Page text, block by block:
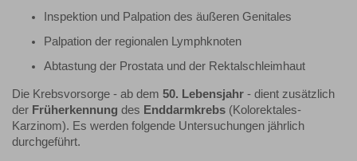
Inspektion und Palpation des äußeren Genitales
Palpation der regionalen Lymphknoten
Abtastung der Prostata und der Rektalschleimhaut
Die Krebsvorsorge - ab dem 50. Lebensjahr - dient zusätzlich
der Früherkennung des Enddarmkrebs (Kolorektales-
Karzinom). Es werden folgende Untersuchungen jährlich
durchgeführt.